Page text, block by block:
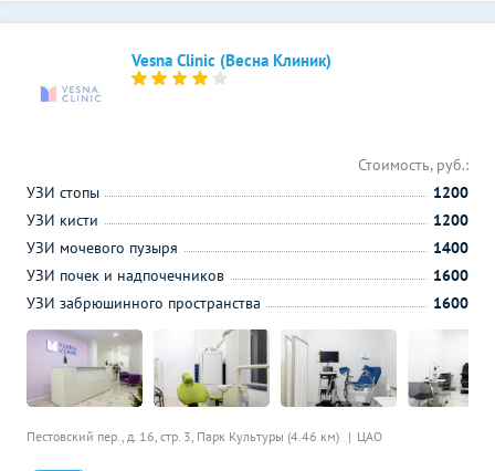
Vesna Clinic (Весна Клиник)
Пестовский пер., д. 16, стр. 3, Парк Культуры (4.46 км) ЦАО
Стоимость, руб.:
УЗИ стопы
1200
УЗИ кисти
1200
УЗИ мочевого пузыря
1400
УЗИ почек и надпочечников
1600
УЗИ забрюшинного пространства
1600